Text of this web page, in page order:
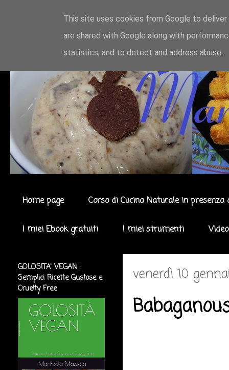
Home page Corso di Cucina Naturale in presenza
I miei Ebook gratuiti I miei strumenti
venerdì 10
GOLOSITA' VEGAN :
Semplici Ricette Gustose e
Cruelty Free
This site uses cookies from Google to
are shared with Google along with
statistics, and to detect and address abuse.